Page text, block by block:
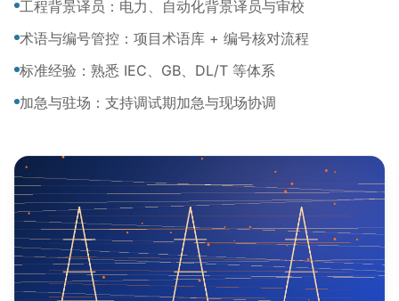
工程背景译员：电力、自动化背景译员与审校
术语与编号管控：项目术语库 + 编号核对流程
标准经验：熟悉 IEC、GB、DL/T 等体系
加急与驻场：支持调试期加急与现场协调